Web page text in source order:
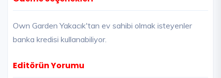
Own Garden Yakacık'tan ev sahibi olmak isteyenler
banka kredisi kullanabiliyor.
Editörün Yorumu